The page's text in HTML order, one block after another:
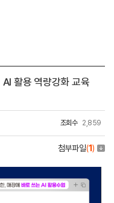
활용 역량강화 교육
조회수 2,859
첨부파일(1)